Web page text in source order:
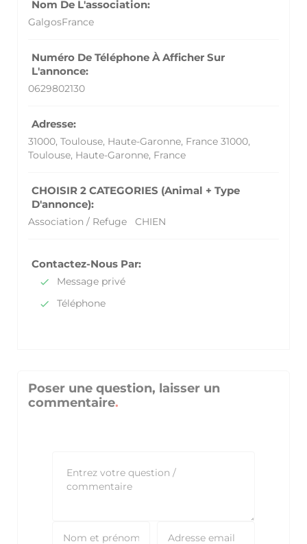
Nom De L'association:
GalgosFrance
Numéro De Téléphone À Afficher Sur
L'annonce:
0629802130
Adresse:
31000, Toulouse, Haute-Garonne, France 31000,
Toulouse, Haute-Garonne, France
CHOISIR 2 CATEGORIES (Animal + Type
D'annonce):
Association / Refuge CHIEN
Contactez-Nous Par:
Message privé
Téléphone
Poser une question, laisser un
commentaire